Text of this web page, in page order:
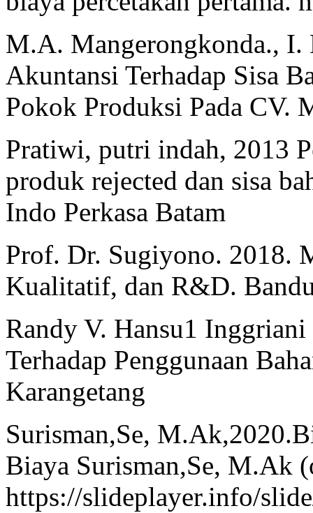
M.A. Mangerongkonda., I.
Akuntansi Terhadap Sisa
Pokok Produksi Pada CV.
Pratiwi, putri indah, 2013
produk rejected dan sisa
Indo Perkasa Batam
Prof. Dr. Sugiyono. 2018.
Kualitatif, dan R&D.
Randy V. Hansu1
Terhadap Penggunaan
Karangetang
Surisman,Se,
Biaya Surisman,Se, M.Ak
https://slideplayer.info/